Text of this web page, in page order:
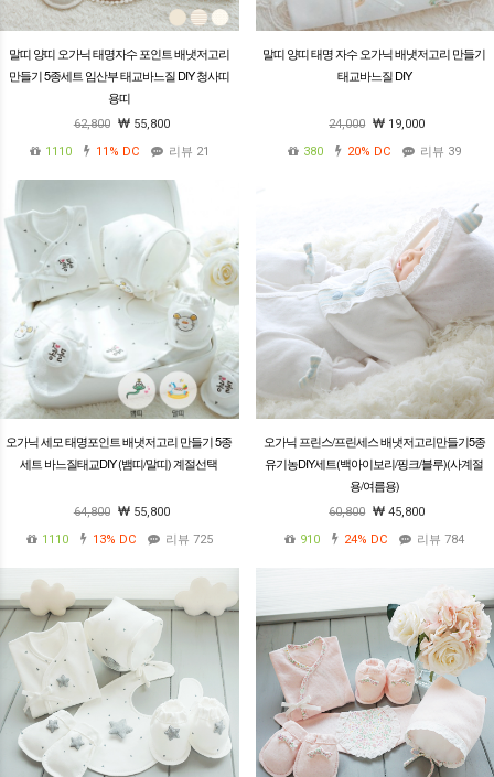
말띠 양띠 오가닉 태명자수 포인트 배냇저고리
만들기 5종세트 임산부 태교바느질 DIY 청사띠
용띠
62,800
55,800
1110
11% DC 리뷰 21
말띠 양띠 태명 자수 오가닉 배냇저고리 만들기
태교바느질 DIY
24,000
19,000
380
20% DC 리뷰 39
오가닉 세모 태명포인트 배냇저고리 만들기 5종
세트 바느질태교DIY (뱀띠/말띠) 계절선택
64,800
55,800
1110
13% DC 리뷰 725
오가닉 프린스/프린세스 배냇저고리만들기5종
유기농DIY세트(백아이보리/핑크/블루)(사계절
용/여름용)
60,800
45,800
910
24% DC 리뷰 784